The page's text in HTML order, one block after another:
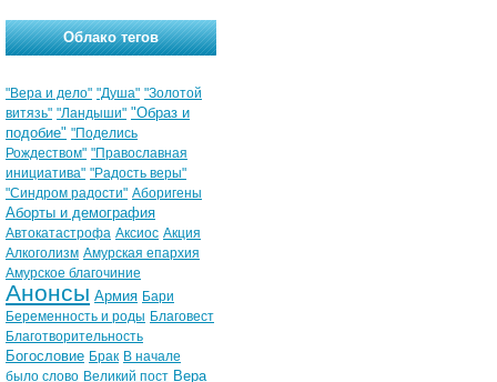
Облако тегов
"Вера и дело" "Душа" "Золотой
витязь" "Ландыши" "Образ и
подобие" "Поделись
Рождеством" "Православная
инициатива" "Радость веры"
"Синдром радости" Аборигены
Аборты и демография
Автокатастрофа Аксиос Акция
Алкоголизм Амурская епархия
Амурское благочиние
Анонсы Армия Бари
Беременность и роды Благовест
Благотворительность
Богословие Брак В начале
было слово Великий пост Вера